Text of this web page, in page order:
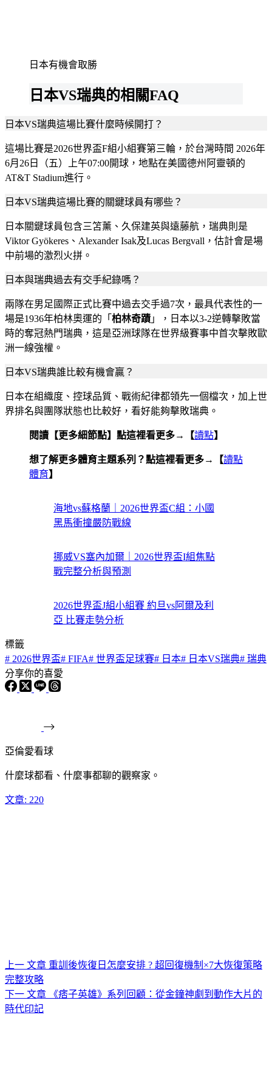
日本有機會取勝
日本VS瑞典的相關FAQ
日本VS瑞典這場比賽什麼時候開打？
這場比賽是2026世界盃F組小組賽第三輪，於台灣時間 2026年
6月26日（五）上午07:00開球，地點在美國德州阿靈頓的
AT&T Stadium進行。
日本VS瑞典這場比賽的關鍵球員有哪些？
日本關鍵球員包含三笘薰、久保建英與遠藤航，瑞典則是
Viktor Gyökeres、Alexander Isak及Lucas Bergvall，估計會是場
中前場的激烈火拼。
日本與瑞典過去有交手紀錄嗎？
兩隊在男足國際正式比賽中過去交手過7次，最具代表性的一
場是1936年柏林奧運的「 柏林奇蹟 」，日本以3-2逆轉擊敗當
時的奪冠熱門瑞典，這是亞洲球隊在世界級賽事中首次擊敗歐
洲一線強權。
日本VS瑞典誰比較有機會贏？
日本在組織度、控球品質、戰術紀律都領先一個檔次，加上世
界排名與團隊狀態也比較好，看好能夠擊敗瑞典。
閱讀【更多細節點】點這裡看更多→【讀點】
想了解更多體育主題系列？點這裡看更多→【讀點
體育】
海地vs蘇格蘭｜2026世界盃C組：小國
黑馬衝撞嚴防戰線
挪威VS塞內加爾｜2026世界盃I組焦點
戰完整分析與預測
2026世界盃J組小組賽 約旦vs阿爾及利
亞 比賽走勢分析
標籤
# 2026世界盃# FIFA# 世界盃足球賽# 日本# 日本VS瑞典# 瑞典
分享你的喜愛
亞倫愛看球
什麼球都看、什麼事都聊的觀察家。
文章: 220
上一 文章 重訓後恢復日怎麼安排 ? 超回復機制×7大恢復策略
完整攻略
下一 文章
《痞子英雄》系列回顧：從金鐘神劇到動作大片的
時代印記